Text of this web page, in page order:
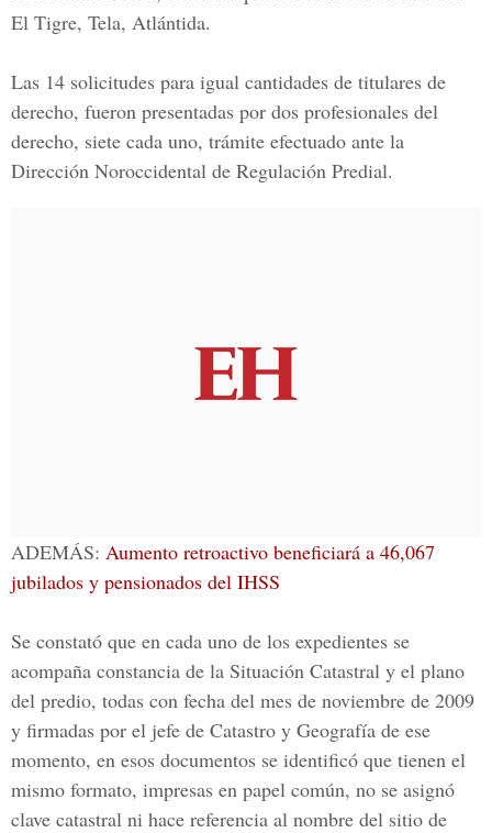
El Tigre, Tela, Atlántida.
Las 14 solicitudes para igual cantidades de titulares de
derecho, fueron presentadas por dos profesionales del
derecho, siete cada uno, trámite efectuado ante la
Dirección Noroccidental de Regulación Predial.
ADEMÁS: Aumento retroactivo beneficiará a 46,067
jubilados y pensionados del IHSS
Se constató que en cada uno de los expedientes se
acompaña constancia de la Situación Catastral y el plano
del predio, todas con fecha del mes de noviembre de 2009
y firmadas por el jefe de Catastro y Geografía de ese
momento, en esos documentos se identificó que tienen el
mismo formato, impresas en papel común, no se asignó
clave catastral ni hace referencia al nombre del sitio de